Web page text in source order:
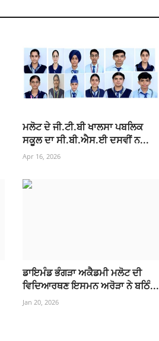
ਮਲੋਟ ਦੇ ਜੀ.ਟੀ.ਬੀ ਖਾਲਸਾ ਪਬਲਿਕ
ਸਕੂਲ ਦਾ ਸੀ.ਬੀ.ਐਸ.ਈ ਦਸਵੀਂ ਨ...
Apr 16, 2026
ਡਾਇਮੰਡ ਭੰਗੜਾ ਅਕੈਡਮੀ ਮਲੋਟ ਦੀ
ਵਿਦਿਆਰਥਣ ਇਸਮਨ ਅਰੋੜਾ ਨੇ ਬਠਿੰ...
Jan 20, 2026